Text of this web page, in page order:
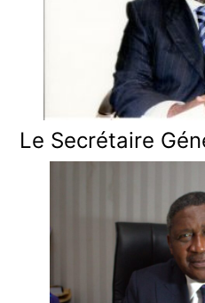
Le Secrétaire